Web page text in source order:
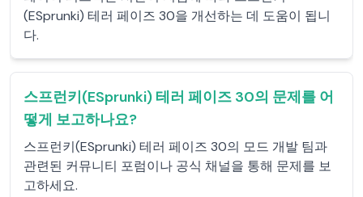
(ESprunki) 테러 페이즈 30을 개선하는 데 도움이 됩니
다.
스프런키(ESprunki) 테러 페이즈 30의 문제를 어
떻게 보고하나요?
스프런키(ESprunki) 테러 페이즈 30의 모드 개발 팀과
관련된 커뮤니티 포럼이나 공식 채널을 통해 문제를 보
고하세요.